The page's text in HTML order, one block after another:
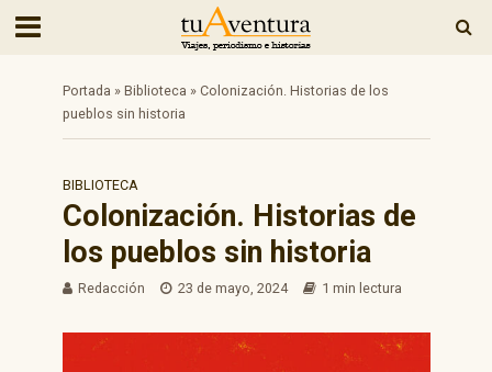
Portada » Biblioteca » Colonización. Historias de los
pueblos sin historia
BIBLIOTECA
Colonización. Historias de
los pueblos sin historia
Redacción 23 de mayo, 2024 1 min lectura